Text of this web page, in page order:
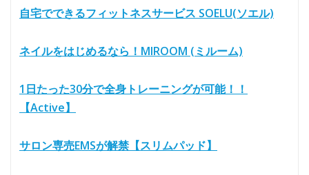
自宅でできるフィットネスサービス SOELU(ソエル)
ネイルをはじめるなら！MIROOM (ミルーム)
1日たった30分で全身トレーニングが可能！！
【Active】
サロン専売EMSが解禁【スリムパッド】